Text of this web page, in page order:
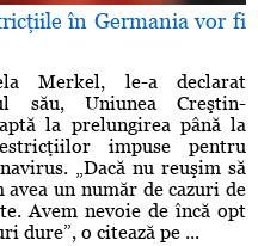
în Germania vor fi
Merkel, le-a declarat
său, Uniunea Creştin-
la prelungirea până la
impuse pentru
„Dacă nu reuşim să
un număr de cazuri de
Avem nevoie de încă opt
dure”, o citează pe ...